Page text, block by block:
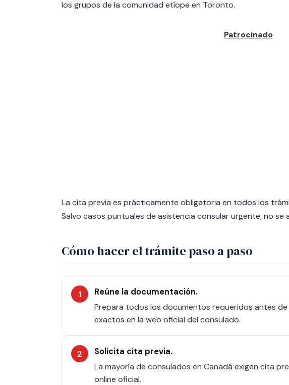
los grupos de la comunidad etíope en Toronto.
La cita previa es prácticamente obligatoria en todos los
Salvo casos puntuales de asistencia consular urgente, no se
Cómo hacer el trámite paso a paso
Reúne la documentación.
Prepara todos los documentos requeridos antes
exactos en la web oficial del consulado.
Solicita cita previa.
La mayoría de consulados en Canadá exigen cita
online oficial.